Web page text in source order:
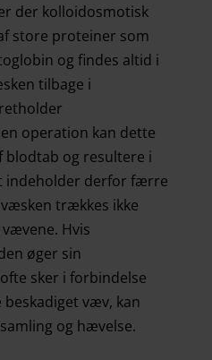
der kolloidosmotisk
store proteiner som
og findes altid i
tilbage i
operation kan dette
blodtab og resultere i
indeholder derfor færre
trækkes ikke
Hvis
øger sin
sker i forbindelse
væv, kan
og hævelse.